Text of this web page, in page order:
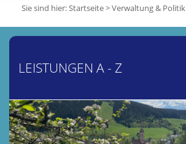
Sie sind hier:Startseite>Verwaltung & Politik
LEISTUNGEN A - Z